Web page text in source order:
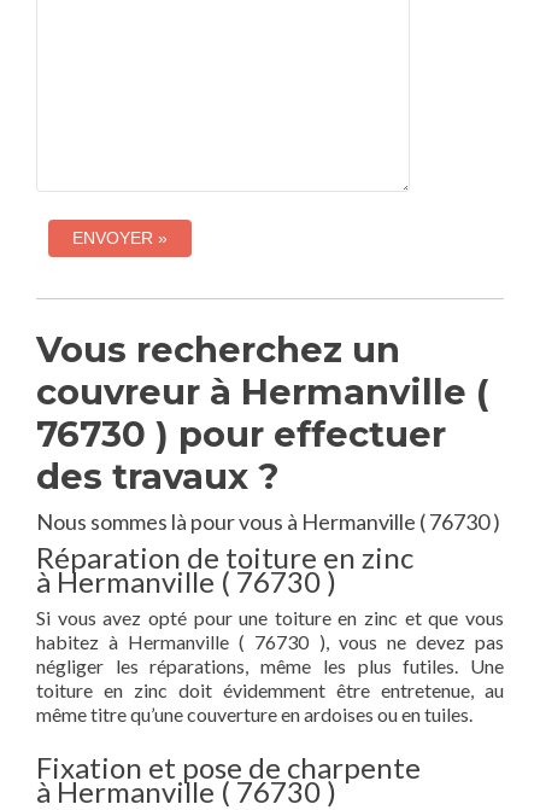
Vous recherchez un
couvreur à Hermanville (
76730 ) pour effectuer
des travaux ?
Nous sommes là pour vous à Hermanville ( 76730 )
Réparation de toiture en zinc
à Hermanville ( 76730 )
Si vous avez opté pour une toiture en zinc et que vous
habitez à Hermanville ( 76730 ), vous ne devez pas
négliger les réparations, même les plus futiles. Une
toiture en zinc doit évidemment être entretenue, au
même titre qu’une couverture en ardoises ou en tuiles.
Fixation et pose de charpente
à Hermanville ( 76730 )